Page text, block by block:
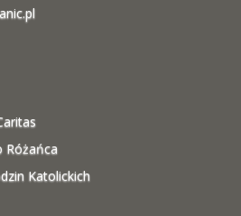
Różańca
Katolickich